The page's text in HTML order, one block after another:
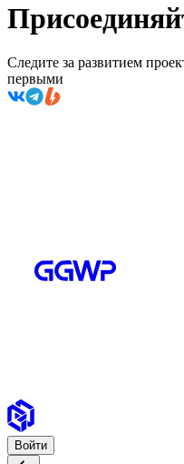
Следите за развитием
первыми
Войти